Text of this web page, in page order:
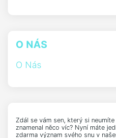
O NÁS
O Nás
Zdál se vám sen, který si
znamenal něco víc? Nyní máte
zdarma význam svého snu v